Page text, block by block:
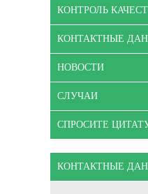
КОНТРОЛЬ
КОНТАКТНЫЕ
НОВОСТИ
СЛУЧАИ
СПРОСИТЕ
КОНТАКТНЫЕ